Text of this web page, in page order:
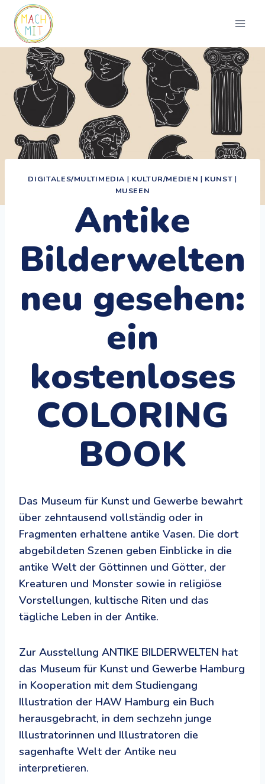
Zum
Inhalt
springen
DIGITALES/MULTIMEDIA | KULTUR/MEDIEN | KUNST |
MUSEEN
Antike
Bilderwelten
neu gesehen:
ein
kostenloses
COLORING
BOOK
Das Museum für Kunst und Gewerbe bewahrt
über zehntausend vollständig oder in
Fragmenten erhaltene antike Vasen. Die dort
abgebildeten Szenen geben Einblicke in die
antike Welt der Göttinnen und Götter, der
Kreaturen und Monster sowie in religiöse
Vorstellungen, kultische Riten und das
tägliche Leben in der Antike.
Zur Ausstellung ANTIKE BILDERWELTEN hat
das Museum für Kunst und Gewerbe Hamburg
in Kooperation mit dem Studiengang
Illustration der HAW Hamburg ein Buch
herausgebracht, in dem sechzehn junge
Illustratorinnen und Illustratoren die
sagenhafte Welt der Antike neu
interpretieren.